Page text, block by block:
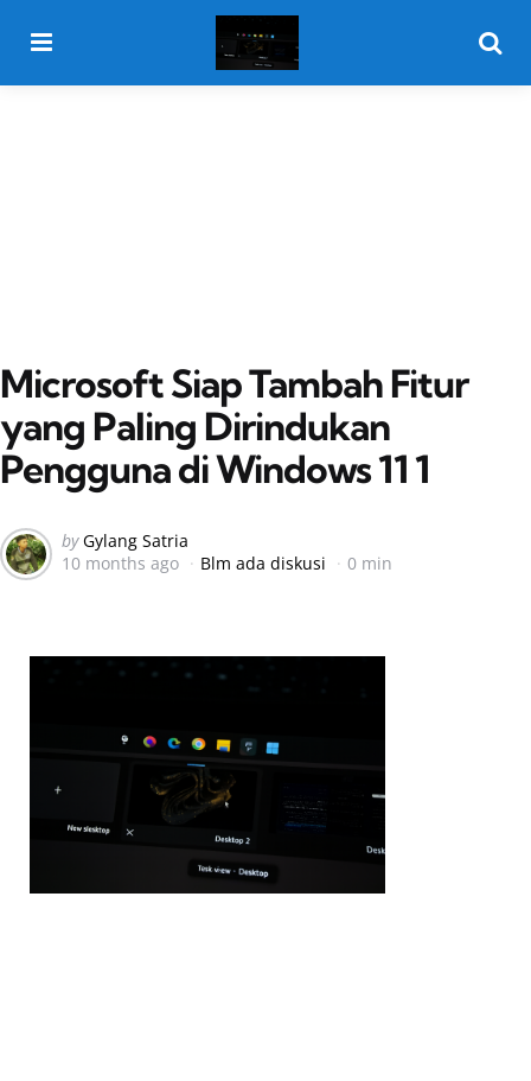
Microsoft Siap Tambah Fitur
yang Paling Dirindukan
Pengguna di Windows 11 1
Posted
by
by Gylang Satria
10 months ago
Blm ada diskusi 0 min